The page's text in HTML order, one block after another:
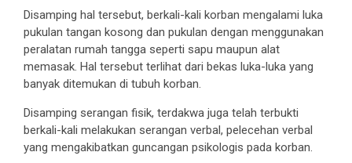
Disamping hal tersebut, berkali-kali korban mengalami luka
pukulan tangan kosong dan pukulan dengan menggunakan
peralatan rumah tangga seperti sapu maupun alat
memasak. Hal tersebut terlihat dari bekas luka-luka yang
banyak ditemukan di tubuh korban.
Disamping serangan fisik, terdakwa juga telah terbukti
berkali-kali melakukan serangan verbal, pelecehan verbal
yang mengakibatkan guncangan psikologis pada korban.